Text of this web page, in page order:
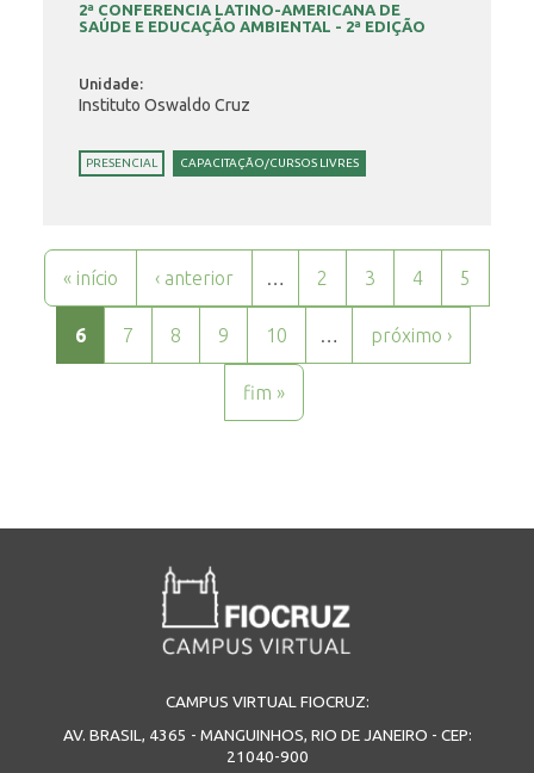
2ª CONFERENCIA LATINO-AMERICANA DE
SAÚDE E EDUCAÇÃO AMBIENTAL - 2ª EDIÇÃO
Unidade:
Instituto Oswaldo Cruz
PRESENCIAL CAPACITAÇÃO/CURSOS LIVRES
Páginas
« início ‹ anterior … 2 3 4 5
6 7 8 9 10 … próximo ›
fim »
CAMPUS VIRTUAL FIOCRUZ:
AV. BRASIL, 4365 - MANGUINHOS, RIO DE JANEIRO - CEP:
21040-900